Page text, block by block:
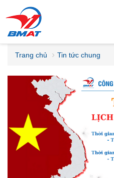
Trang chủ Tin tức chung